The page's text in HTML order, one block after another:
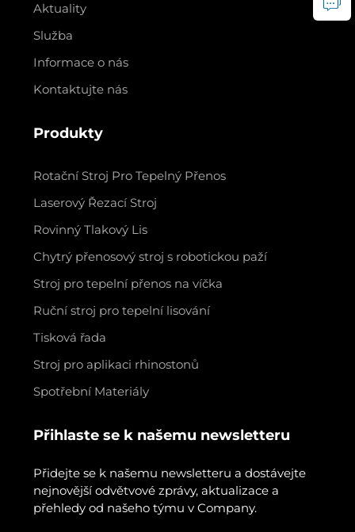
Aktuality
Služba
Informace o nás
Kontaktujte nás
Produkty
Rotační Stroj Pro Tepelný Přenos
Laserový Řezací Stroj
Rovinný Tlakový Lis
Chytrý přenosový stroj s robotickou paží
Stroj pro tepelní přenos na víčka
Ruční stroj pro tepelní lisování
Tisková řada
Stroj pro aplikaci rhinostonů
Spotřební Materiály
Přihlaste se k našemu newsletteru
Přidejte se k našemu newsletteru a dostávejte
nejnovější odvětvové zprávy, aktualizace a
přehledy od našeho týmu v Company.